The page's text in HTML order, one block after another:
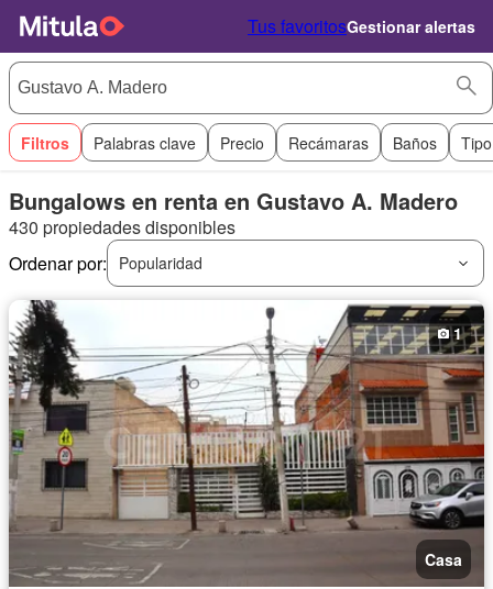
Tus favoritosGestionar alertas
Filtros Palabras clave Precio Recámaras Baños
Bungalows en renta en Gustavo A. Madero
430 propiedades disponibles
Ordenar por:
Popularidad
Casa
1